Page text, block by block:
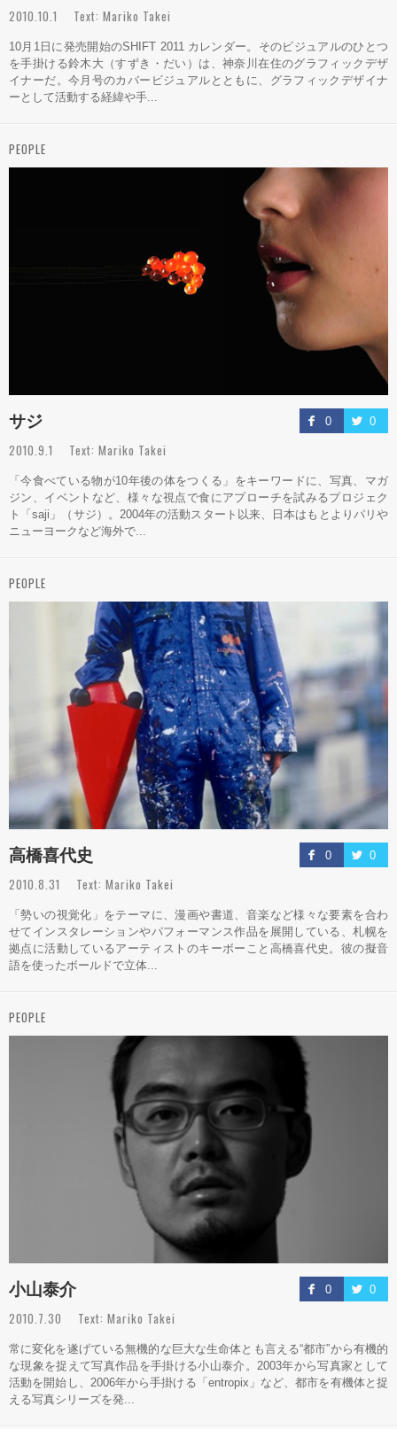
2010.10.1 Text: Mariko Takei
10月1日に発売開始のSHIFT 2011 カレンダー。そのビジュアルのひとつ
を手掛ける鈴木大（すずき・だい）は、神奈川在住のグラフィックデザ
イナーだ。今月号のカバービジュアルとともに、グラフィックデザイナ
ーとして活動する経緯や手...
PEOPLE
0 0
サジ
2010.9.1 Text: Mariko Takei
「今食べている物が10年後の体をつくる」をキーワードに、写真、マガ
ジン、イベントなど、様々な視点で食にアプローチを試みるプロジェク
ト「saji」（サジ）。2004年の活動スタート以来、日本はもとよりパリや
ニューヨークなど海外で...
PEOPLE
0 0
高橋喜代史
2010.8.31 Text: Mariko Takei
「勢いの視覚化」をテーマに、漫画や書道、音楽など様々な要素を合わ
せてインスタレーションやパフォーマンス作品を展開している、札幌を
拠点に活動しているアーティストのキーボーこと高橋喜代史。彼の擬音
語を使ったボールドで立体...
PEOPLE
0 0
小山泰介
2010.7.30 Text: Mariko Takei
常に変化を遂げている無機的な巨大な生命体とも言える“都市”から有機的
な現象を捉えて写真作品を手掛ける小山泰介。2003年から写真家として
活動を開始し、2006年から手掛ける「entropix」など、都市を有機体と捉
える写真シリーズを発...